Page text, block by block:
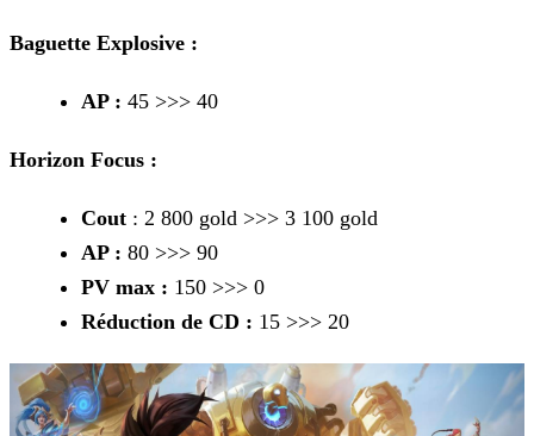
Baguette Explosive :
AP : 45 >>> 40
Horizon Focus :
Cout : 2 800 gold >>> 3 100 gold
AP : 80 >>> 90
PV max : 150 >>> 0
Réduction de CD : 15 >>> 20